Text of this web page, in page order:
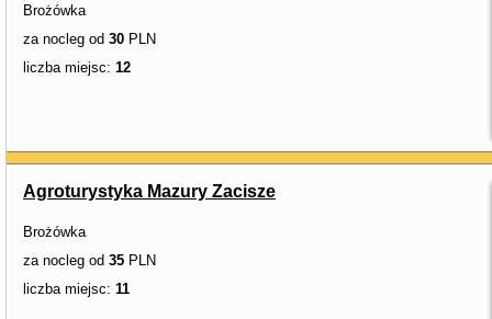
Brożówka
za nocleg od 30 PLN
liczba miejsc: 12
Agroturystyka Mazury Zacisze
Brożówka
za nocleg od 35 PLN
liczba miejsc: 11